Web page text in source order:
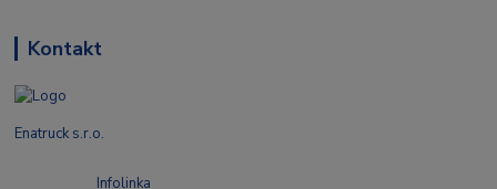
Kontakt
Enatruck s.r.o.
Infolinka